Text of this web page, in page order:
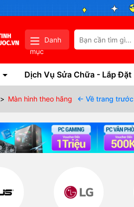
Danh
mục
Dịch Vụ Sửa Chữa - Lắp Đặt
> Màn hình theo hãng ← Về trang trước